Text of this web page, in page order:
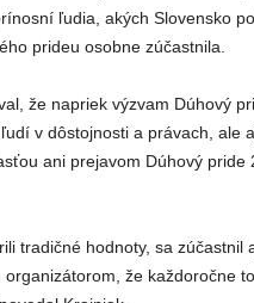
ľudia, akých Slovensko
prideu osobne zúčastnila.
že napriek výzvam Dúhový
v dôstojnosti a právach, ale
ani prejavom Dúhový pride
tradičné hodnoty, sa zúčastnil
že každoročne